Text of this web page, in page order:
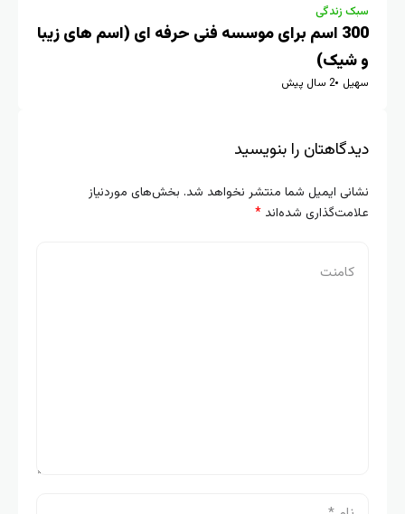
سبک زندگی
300 اسم برای موسسه فنی حرفه ای (اسم های زیبا
و شیک)
سهیل 2 سال پیش
دیدگاهتان را بنویسید
نشانی ایمیل شما منتشر نخواهد شد. بخش‌های موردنیاز
علامت‌گذاری شده‌اند *